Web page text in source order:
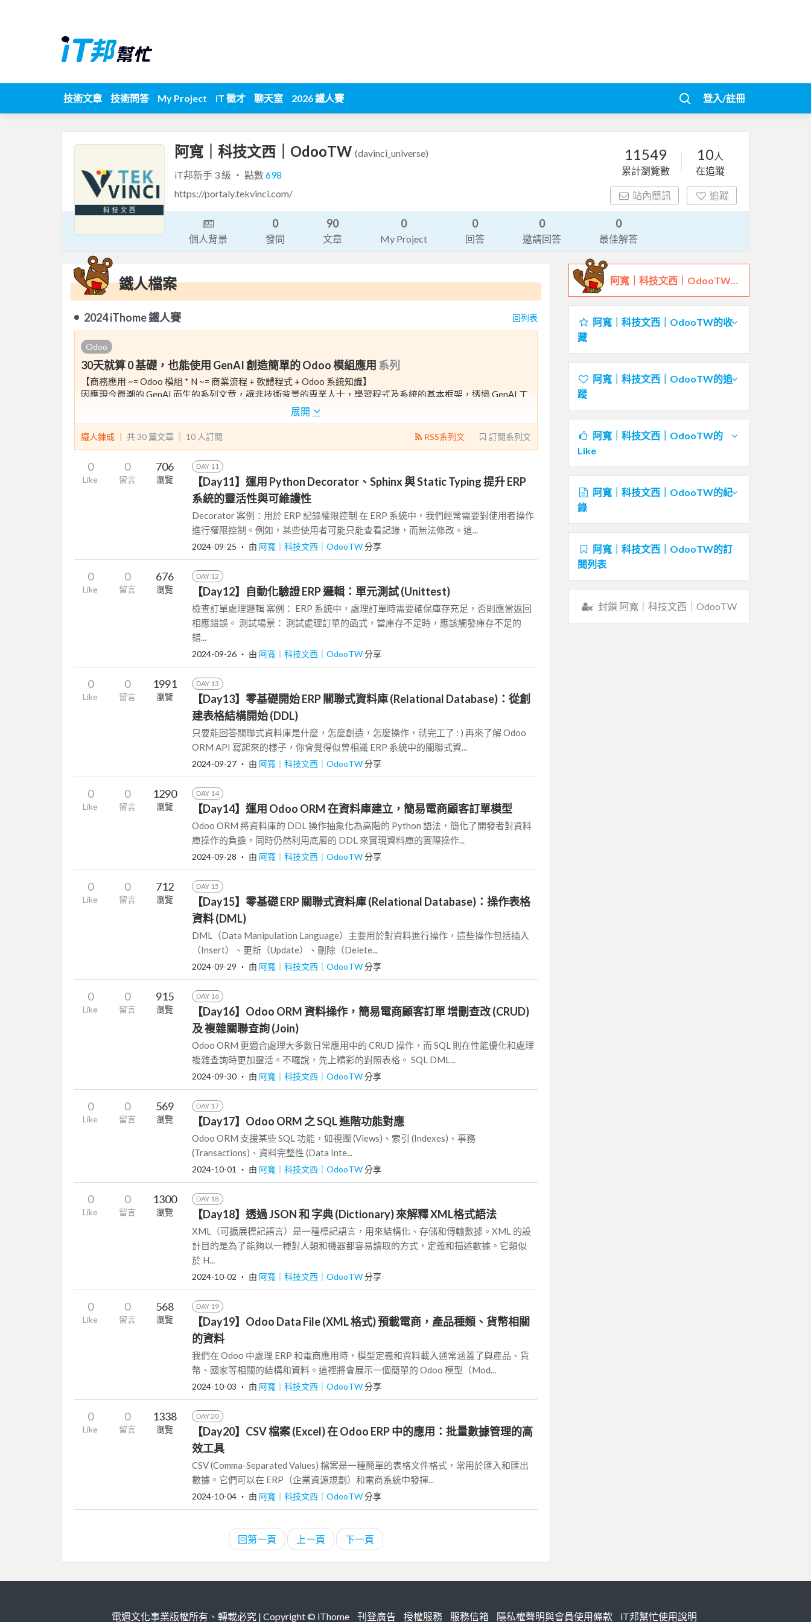
技術文章 技術問答 My Project iT 徵才 聊天室 2026 鐵人賽 登入/註冊
阿寬｜科技文西｜OdooTW (davinci_universe)
iT邦新手 3 級 ‧ 點數698
https://portaly.tekvinci.com/
11549
累計瀏覽數
10人
在追蹤
站內簡訊 追蹤
個人背景
0
發問
90
文章
0
My Project
0
回答
0
邀請回答
0
最佳解答
鐵人檔案
2024 iThome 鐵人賽 回列表
Odoo
30天就算 0 基礎，也能使用 GenAI 創造簡單的 Odoo 模組應用 系列
【商務應用 ~= Odoo 模組 * N ~= 商業流程 + 軟體程式 + Odoo 系統知識】
因應現今最潮的 GenAI 而生的系列文章，讓非技術背景的專業人士，學習程式及系統的基本框架，透過 GenAI 工
使領域專家也能應用原有的知識素材，打造最好上手的日常工具。
展開
鐵人鍊成 ｜ 共 30 篇文章 ｜ 10 人訂閱 訂閱系列文
RSS系列文
0
Like
0
留言
706
瀏覽
DAY 11
【Day11】運用 Python Decorator、Sphinx 與 Static Typing 提升 ERP
系統的靈活性與可維護性
Decorator 案例：用於 ERP 記錄權限控制 在 ERP 系統中，我們經常需要對使用者操作
進行權限控制。例如，某些使用者可能只能查看記錄，而無法修改。這...
2024-09-25 ‧ 由 阿寬｜科技文西｜OdooTW分享
0
Like
0
留言
676
瀏覽
DAY 12
【Day12】自動化驗證 ERP 邏輯：單元測試 (Unittest)
檢查訂單處理邏輯 案例： ERP 系統中，處理訂單時需要確保庫存充足，否則應當返回
相應錯誤。 測試場景： 測試處理訂單的函式，當庫存不足時，應該觸發庫存不足的
錯...
2024-09-26 ‧ 由 阿寬｜科技文西｜OdooTW分享
0
Like
0
留言
1991
瀏覽
DAY 13
【Day13】零基礎開始 ERP 關聯式資料庫 (Relational Database)：從創
建表格結構開始 (DDL)
只要能回答關聯式資料庫是什麼，怎麼創造，怎麼操作，就完工了 : ) 再來了解 Odoo
ORM API 寫起來的樣子，你會覺得似曾相識 ERP 系統中的關聯式資...
2024-09-27 ‧ 由 阿寬｜科技文西｜OdooTW分享
0
Like
0
留言
1290
瀏覽
DAY 14
【Day14】運用 Odoo ORM 在資料庫建立，簡易電商顧客訂單模型
Odoo ORM 將資料庫的 DDL 操作抽象化為高階的 Python 語法，簡化了開發者對資料
庫操作的負擔，同時仍然利用底層的 DDL 來實現資料庫的實際操作...
2024-09-28 ‧ 由 阿寬｜科技文西｜OdooTW分享
0
Like
0
留言
712
瀏覽
DAY 15
【Day15】零基礎 ERP 關聯式資料庫 (Relational Database)：操作表格
資料 (DML)
DML（Data Manipulation Language）主要用於對資料進行操作，這些操作包括插入
（Insert）、更新（Update）、刪除（Delete...
2024-09-29 ‧ 由 阿寬｜科技文西｜OdooTW分享
0
Like
0
留言
915
瀏覽
DAY 16
【Day16】Odoo ORM 資料操作，簡易電商顧客訂單 增刪查改 (CRUD)
及 複雜關聯查詢 (Join)
Odoo ORM 更適合處理大多數日常應用中的 CRUD 操作，而 SQL 則在性能優化和處理
複雜查詢時更加靈活。不囉說，先上精彩的對照表格。 SQL DML...
2024-09-30 ‧ 由 阿寬｜科技文西｜OdooTW分享
0
Like
0
留言
569
瀏覽
DAY 17
【Day17】Odoo ORM 之 SQL 進階功能對應
Odoo ORM 支援某些 SQL 功能，如視圖 (Views)、索引 (Indexes)、事務
(Transactions)、資料完整性 (Data Inte...
2024-10-01 ‧ 由 阿寬｜科技文西｜OdooTW分享
0
Like
0
留言
1300
瀏覽
DAY 18
【Day18】透過 JSON 和 字典 (Dictionary) 來解釋 XML格式語法
XML（可擴展標記語言）是一種標記語言，用來結構化、存儲和傳輸數據。XML 的設
計目的是為了能夠以一種對人類和機器都容易讀取的方式，定義和描述數據。它類似
於 H...
2024-10-02 ‧ 由 阿寬｜科技文西｜OdooTW分享
0
Like
0
留言
568
瀏覽
DAY 19
【Day19】Odoo Data File (XML 格式) 預載電商，產品種類、貨幣相關
的資料
我們在 Odoo 中處理 ERP 和電商應用時，模型定義和資料載入通常涵蓋了與產品、貨
幣、國家等相關的結構和資料。這裡將會展示一個簡單的 Odoo 模型（Mod...
2024-10-03 ‧ 由 阿寬｜科技文西｜OdooTW分享
0
Like
0
留言
1338
瀏覽
DAY 20
【Day20】CSV 檔案 (Excel) 在 Odoo ERP 中的應用：批量數據管理的高
效工具
CSV (Comma-Separated Values) 檔案是一種簡單的表格文件格式，常用於匯入和匯出
數據。它們可以在 ERP（企業資源規劃）和電商系統中發揮...
2024-10-04 ‧ 由 阿寬｜科技文西｜OdooTW分享
回第一頁 上一頁 下一頁
阿寬｜科技文西｜OdooTW的鐵人檔案
阿寬｜科技文西｜OdooTW的收
藏
阿寬｜科技文西｜OdooTW的追
蹤
阿寬｜科技文西｜OdooTW的
Like
阿寬｜科技文西｜OdooTW的紀
錄
阿寬｜科技文西｜OdooTW的訂
閱列表
封鎖 阿寬｜科技文西｜OdooTW
電週文化事業版權所有、轉載必究 | Copyright © iThome 刊登廣告 授權服務 服務信箱 隱私權聲明與會員使用條款 iT邦幫忙使用說明